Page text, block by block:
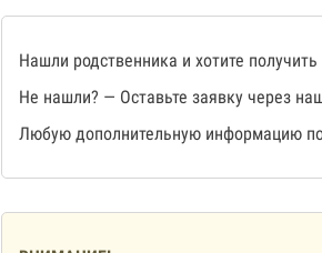
Нашли родственника и хотите
Не нашли? — Оставьте заявку через
Любую дополнительную информацию